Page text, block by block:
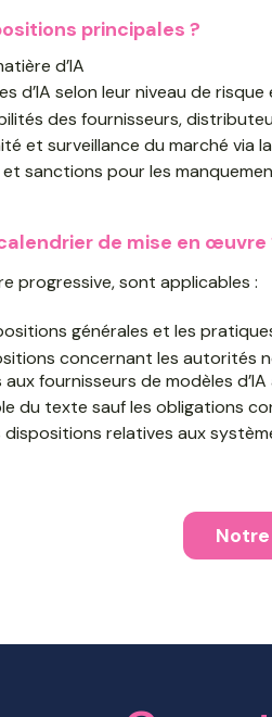
principales ?
d’IA
d’IA selon leur niveau de
des fournisseurs,
et surveillance du marché via
sanctions pour les
de mise en œuvre
progressive, sont applicables :
générales et les
concernant les autorités
fournisseurs de modèles
du texte sauf les obligations
relatives aux